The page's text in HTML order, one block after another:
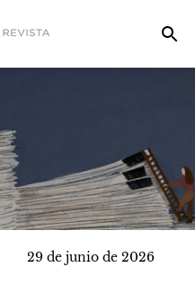
29 de junio de 2026